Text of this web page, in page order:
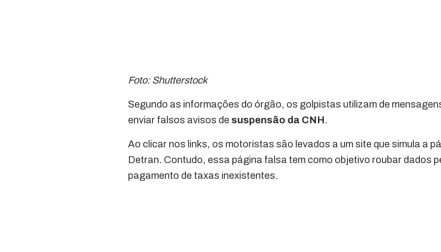
Foto: Shutterstock
Segundo as informações do órgão, os golpistas utilizam de
enviar falsos avisos de suspensão da CNH.
Ao clicar nos links, os motoristas são levados a um site que simula a
Detran. Contudo, essa página falsa tem como objetivo roubar dados
pagamento de taxas inexistentes.